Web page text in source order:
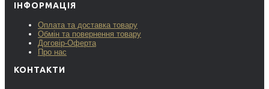
ІНФОРМАЦІЯ
Оплата та доставка товару
Обмін та повернення товару
Договір-Оферта
Про нас
КОНТАКТИ